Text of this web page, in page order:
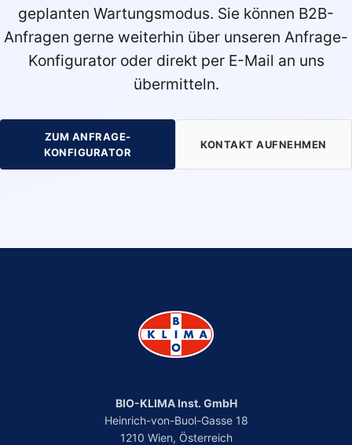
geplanten Wartungsmodus. Sie können B2B-
Anfragen gerne weiterhin über unseren Anfrage-
Konfigurator oder direkt per E-Mail an uns
übermitteln.
ZUM ANFRAGE-
KONFIGURATOR
KONTAKT AUFNEHMEN
BIO-KLIMA Inst. GmbH
Heinrich-von-Buol-Gasse 18
1210 Wien, Österreich